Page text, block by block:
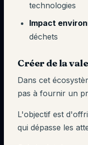
technologies
Impact
déchets
Créer de la
Dans cet
pas à fournir un
L'objectif est
qui dépasse les